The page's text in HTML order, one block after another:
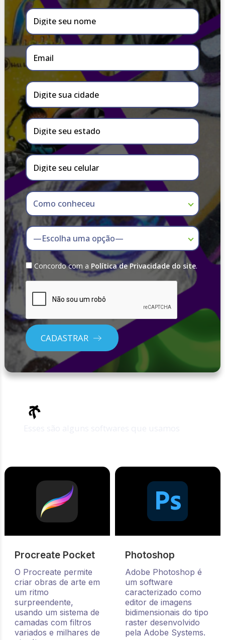
Concordo com a Política de Privacidade do site.
CADASTRAR
Procreate Pocket
O Procreate permite
criar obras de arte em
um ritmo
surpreendente,
usando um sistema de
camadas com filtros
variados e milhares de
Photoshop
Adobe Photoshop é
um software
caracterizado como
editor de imagens
bidimensionais do tipo
raster desenvolvido
pela Adobe Systems.